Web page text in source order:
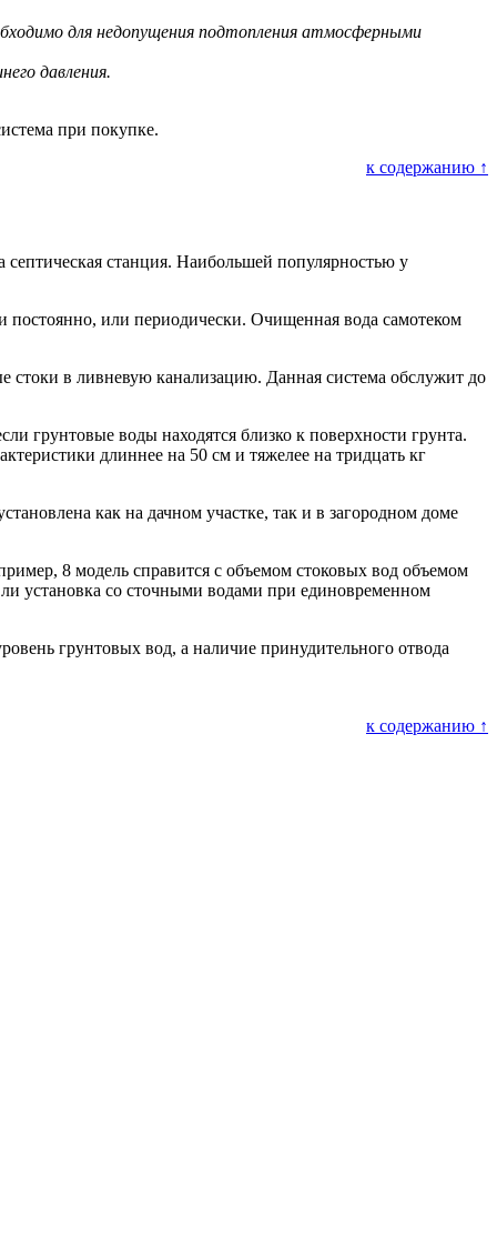
для недопущения подтопления атмосферными
давления.
при покупке.
к содержанию ↑
станция. Наибольшей популярностью у
или периодически. Очищенная вода самотеком
в ливневую канализацию. Данная система обслужит до
грунтовые воды находятся близко к поверхности грунта.
длиннее на 50 см и тяжелее на тридцать кг
как на дачном участке, так и в загородном доме
8 модель справится с объемом стоковых вод объемом
установка со сточными водами при единовременном
грунтовых вод, а наличие принудительного отвода
к содержанию ↑